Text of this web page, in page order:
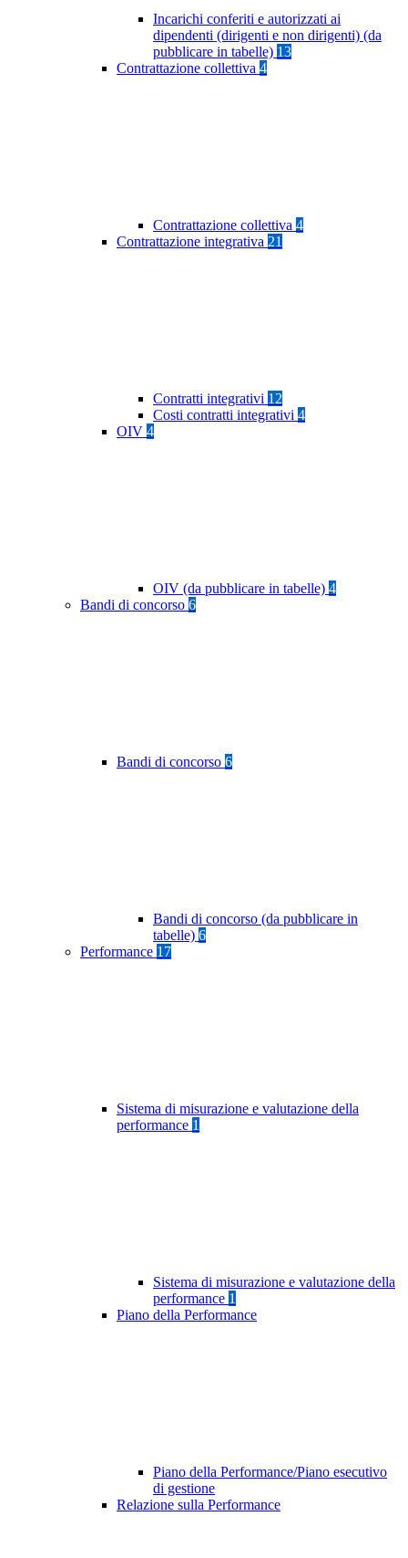
Incarichi conferiti e autorizzati ai
dipendenti (dirigenti e non dirigenti) (da
pubblicare in tabelle) 13
Contrattazione collettiva 4
Contrattazione collettiva 4
Contrattazione integrativa 21
Contratti integrativi 12
Costi contratti integrativi 4
OIV 4
OIV (da pubblicare in tabelle) 4
Bandi di concorso 6
Bandi di concorso 6
Bandi di concorso (da pubblicare in
tabelle) 6
Performance 17
Sistema di misurazione e valutazione della
performance 1
Sistema di misurazione e valutazione della
performance 1
Piano della Performance
Piano della Performance/Piano esecutivo
di gestione
Relazione sulla Performance